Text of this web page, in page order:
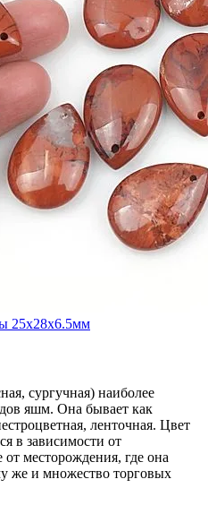
25x28x6.5мм
сургучная) наиболее
яшм. Она бывает как
ленточная. Цвет
в зависимости от
месторождения, где она
же и множество торговых